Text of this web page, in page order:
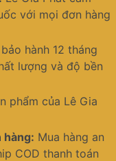
với mọi đơn hàng
hành 12 tháng
lượng và độ bền
phẩm của Lê Gia
hàng: Mua hàng an
COD thanh toán